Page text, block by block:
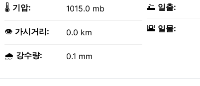
🌡️ 기압: 1015.0 mb
👁️ 가시거리: 0.0 km
🌧️ 강수량: 0.1 mm
🌅 일출:
🌇 일몰: